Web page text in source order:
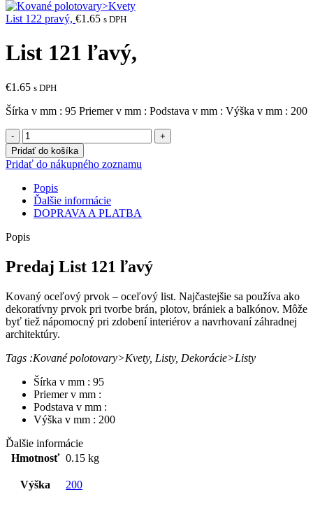
List 122 pravý, €1.65 s DPH
List 121 ľavý,
€1.65 s DPH
Šírka v mm : 95 Priemer v mm : Podstava v mm : Výška v mm : 200
množstvo
List
121
ľavý,
Pridať do košíka
Pridať do nákupného zoznamu
Popis
Ďalšie informácie
DOPRAVA A PLATBA
Popis
Predaj List 121 ľavý
Kovaný oceľový prvok – oceľový list. Najčastejšie sa používa ako
dekoratívny prvok pri tvorbe brán, plotov, brániek a balkónov. Môže
byť tiež nápomocný pri zdobení interiérov a navrhovaní záhradnej
architektúry.
Tags :Kované polotovary>Kvety, Listy, Dekorácie>Listy
Šírka v mm : 95
Priemer v mm :
Podstava v mm :
Výška v mm : 200
Ďalšie informácie
Hmotnosť 0.15 kg
Výška 200